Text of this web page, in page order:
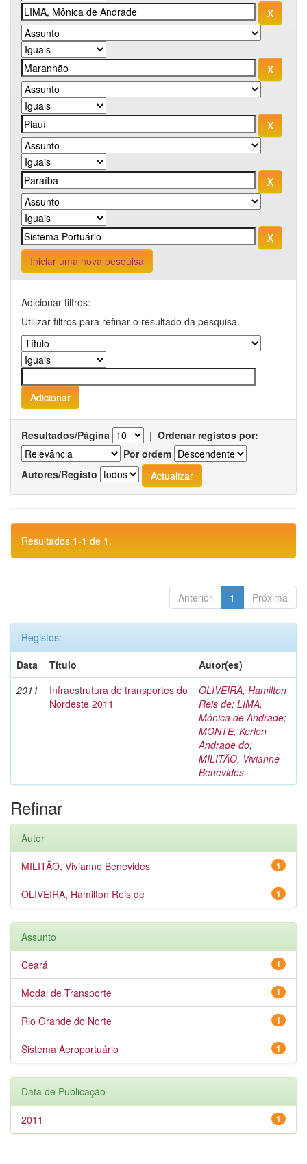
Iniciar uma nova pesquisa
Adicionar filtros:
Utilizar filtros para refinar o resultado da pesquisa.
Resultados/Página | Ordenar registos por:
Por ordem
Autores/Registo
Resultados 1-1 de 1.
Anterior 1 Próxima
Registos:
Data
Título
Autor(es)
2011
Infraestrutura de transportes do
Nordeste 2011
OLIVEIRA, Hamilton
Reis de; LIMA,
Mônica de Andrade;
MONTE, Kerlen
Andrade do;
MILITÃO, Vivianne
Benevides
Refinar
Autor
1
MILITÃO, Vivianne Benevides
1
OLIVEIRA, Hamilton Reis de
Assunto
1
Ceará
1
Modal de Transporte
1
Rio Grande do Norte
1
Sistema Aeroportuário
Data de Publicação
1
2011